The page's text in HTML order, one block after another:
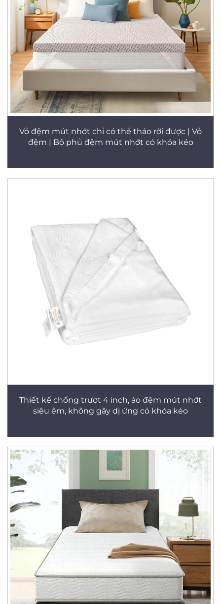
Vỏ đệm mút nhớt chỉ có thể tháo rời được | Vỏ
đệm | Bộ phủ đệm mút nhớt có khóa kéo
Thiết kế chống trượt 4 inch, áo đệm mút nhớt
siêu êm, không gây dị ứng có khóa kéo